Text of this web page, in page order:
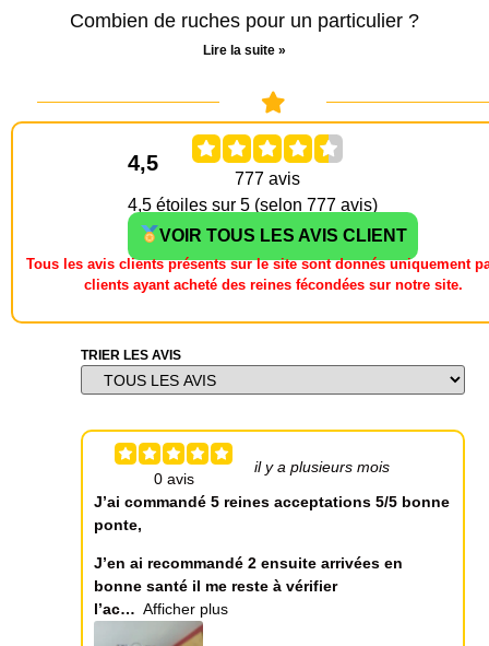
Combien de ruches pour un particulier ?
Lire la suite »
4,5
4,5 étoiles sur 5 (selon 777 avis)
VOIR TOUS LES AVIS CLIENT
Tous les avis clients présents sur le site sont donnés uniquement
clients ayant acheté des reines fécondées sur notre site.
TRIER LES AVIS
il y a plusieurs mois
J’ai commandé 5 reines acceptations 5/5 bonne
ponte,
J’en ai recommandé 2 ensuite arrivées en
bonne santé il me reste à vérifier
l’ac
Afficher plus